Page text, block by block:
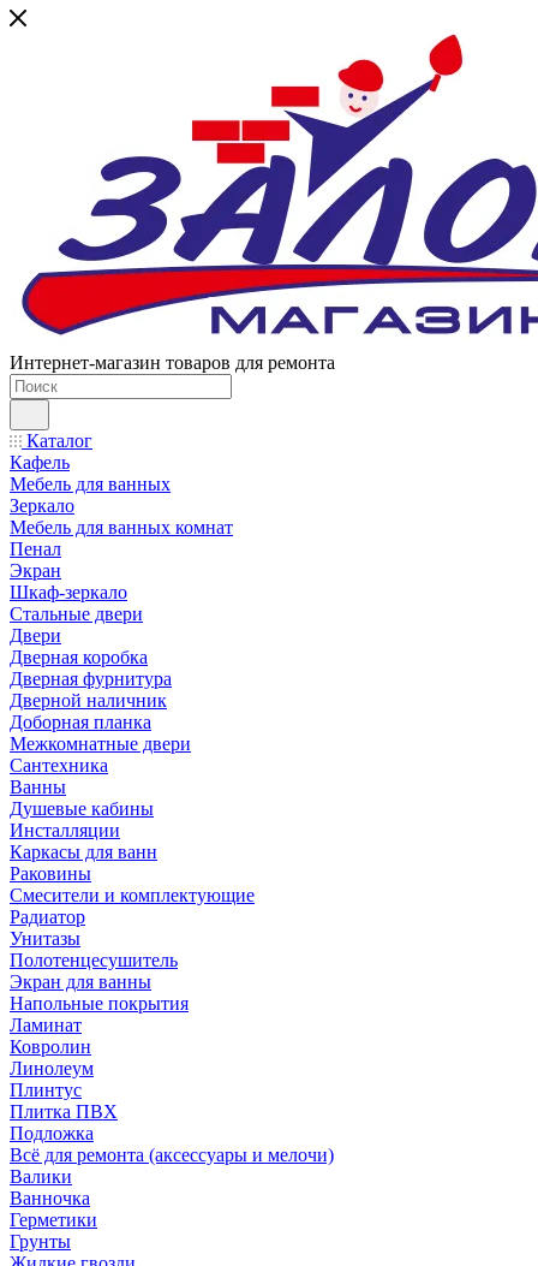
Интернет-магазин товаров для ремонта
Каталог
Кафель
Мебель для ванных
Зеркало
Мебель для ванных комнат
Пенал
Экран
Шкаф-зеркало
Стальные двери
Двери
Дверная коробка
Дверная фурнитура
Дверной наличник
Доборная планка
Межкомнатные двери
Сантехника
Ванны
Душевые кабины
Инсталляции
Каркасы для ванн
Раковины
Смесители и комплектующие
Радиатор
Унитазы
Полотенцесушитель
Экран для ванны
Напольные покрытия
Ламинат
Ковролин
Линолеум
Плинтус
Плитка ПВХ
Подложка
Всё для ремонта (аксессуары и мелочи)
Валики
Ванночка
Герметики
Грунты